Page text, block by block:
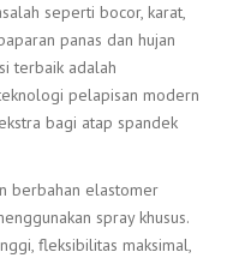
seperti bocor, karat,
panas dan hujan
terbaik adalah
pelapisan modern
bagi atap spandek
berbahan elastomer
spray khusus.
fleksibilitas maksimal,